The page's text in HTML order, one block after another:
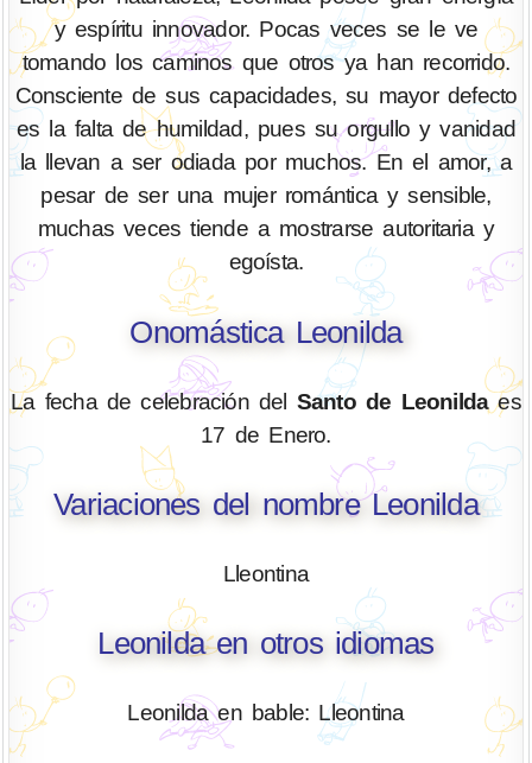
y espíritu innovador. Pocas veces se le ve
tomando los caminos que otros ya han recorrido.
Consciente de sus capacidades, su mayor defecto
es la falta de humildad, pues su orgullo y vanidad
la llevan a ser odiada por muchos. En el amor, a
pesar de ser una mujer romántica y sensible,
muchas veces tiende a mostrarse autoritaria y
egoísta.
Onomástica Leonilda
La fecha de celebración del Santo de Leonildaes
17 de Enero.
Variaciones del nombre Leonilda
Lleontina
Leonilda en otros idiomas
Leonilda en bable: Lleontina